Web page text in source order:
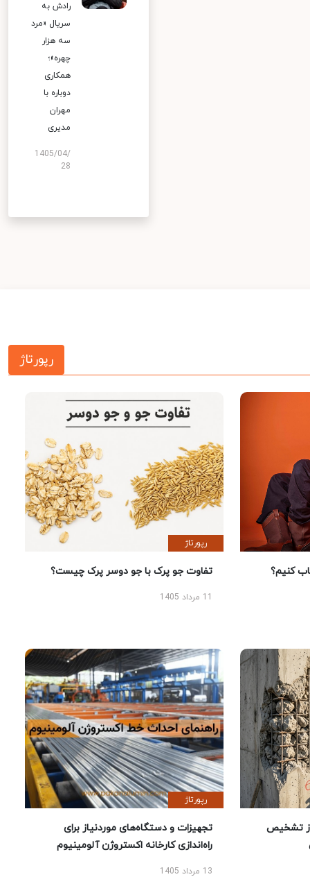
رادش به
سریال «مرد
سه هزار
چهره»؛
همکاری
دوباره با
مهران
مدیری
1405/04/
28
رپورتاژ
کنیم؟
رپورتاژ
تفاوت جو پرک با جو دوسر پرک چیست؟
تشخیص
رپورتاژ
تجهیزات و دستگاه‌های موردنیاز برای
راه‌اندازی کارخانه اکستروژن آلومینیوم
13 مرداد 1405